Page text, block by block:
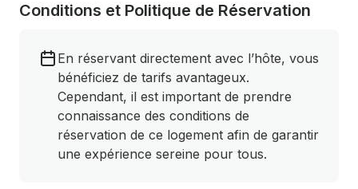
Conditions et Politique de Réservation
En réservant directement avec l’hôte, vous
bénéficiez de tarifs avantageux.
Cependant, il est important de prendre
connaissance des conditions de
réservation de ce logement afin de garantir
une expérience sereine pour tous.